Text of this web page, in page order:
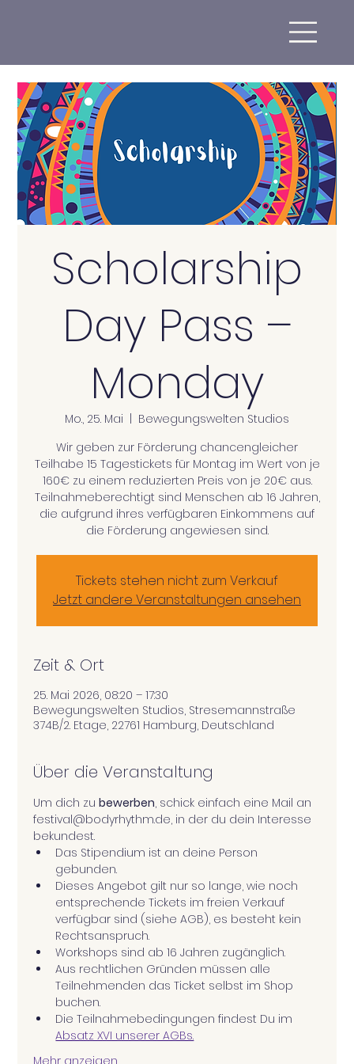
Scholarship
Day Pass –
Monday
Mo., 25. Mai
  |
Bewegungswelten Studios
Wir geben zur Förderung chancengleicher
Teilhabe 15 Tagestickets für Montag im Wert von je
160€ zu einem reduzierten Preis von je 20€ aus.
Teilnahmeberechtigt sind Menschen ab 16 Jahren,
die aufgrund ihres verfügbaren Einkommens auf
die Förderung angewiesen sind.
Tickets stehen nicht zum Verkauf
Jetzt andere Veranstaltungen ansehen
Zeit & Ort
25. Mai 2026, 08:20 – 17:30
Bewegungswelten Studios, Stresemannstraße
374B/2. Etage, 22761 Hamburg, Deutschland
Über die Veranstaltung
Um dich zu bewerben, schick einfach eine Mail an
festival@bodyrhythm.de, in der du dein Interesse
bekundest.
Das Stipendium ist an deine Person
gebunden.
Dieses Angebot gilt nur so lange, wie noch
entsprechende Tickets im freien Verkauf
verfügbar sind (siehe AGB), es besteht kein
Rechtsanspruch.
Workshops sind ab 16 Jahren zugänglich.
Aus rechtlichen Gründen müssen alle
Teilnehmenden das Ticket selbst im Shop
buchen.
Die Teilnahmebedingungen findest Du im
Absatz XVI unserer AGBs.
Mehr anzeigen